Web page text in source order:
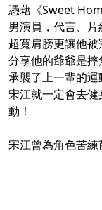
憑藉《Sweet
男演員，代言、
超寬肩膀更讓他
分享他的爺爺是
承襲了上一輩的
宋江就一定會去
動！
宋江曾為角色苦練